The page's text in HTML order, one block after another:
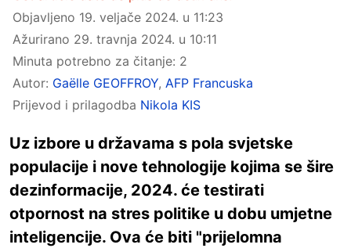
Objavljeno 19. veljače 2024. u 11:23
Ažurirano 29. travnja 2024. u 10:11
Minuta potrebno za čitanje: 2
Autor: Gaëlle GEOFFROY, AFP Francuska
Prijevod i prilagodba Nikola KIS
Uz izbore u državama s pola svjetske
populacije i nove tehnologije kojima se šire
dezinformacije, 2024. će testirati
otpornost na stres politike u dobu umjetne
inteligencije. Ova će biti "prijelomna